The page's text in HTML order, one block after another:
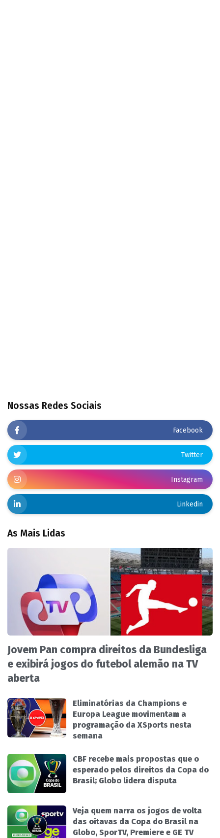
Nossas Redes Sociais
Facebook
Twitter
Instagram
Linkedin
As Mais Lidas
Jovem Pan compra direitos da Bundesliga
e exibirá jogos do futebol alemão na TV
aberta
Eliminatórias da Champions e
Europa League movimentam a
programação da XSports nesta
semana
CBF recebe mais propostas que o
esperado pelos direitos da Copa do
Brasil; Globo lidera disputa
Veja quem narra os jogos de volta
das oitavas da Copa do Brasil na
Globo, SporTV, Premiere e GE TV